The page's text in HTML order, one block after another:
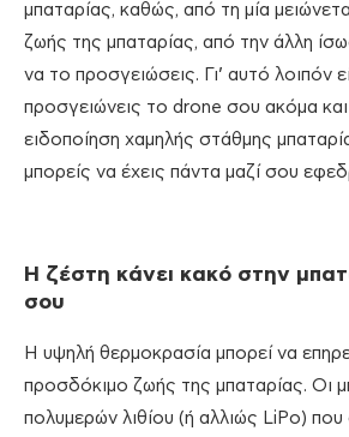
μπαταρίας, καθώς, από τη μία
ζωής της μπαταρίας, από την άλλη
να το προσγειώσεις. Γι’ αυτό λοιπόν
προσγειώνεις το drone σου ακόμα και
ειδοποίηση χαμηλής στάθμης
μπορείς να έχεις πάντα μαζί σου
Η ζέστη κάνει κακό στην
σου
Η υψηλή θερμοκρασία μπορεί να
προσδόκιμο ζωής της μπαταρίας. Οι
πολυμερών λιθίου (ή αλλιώς LiPo)